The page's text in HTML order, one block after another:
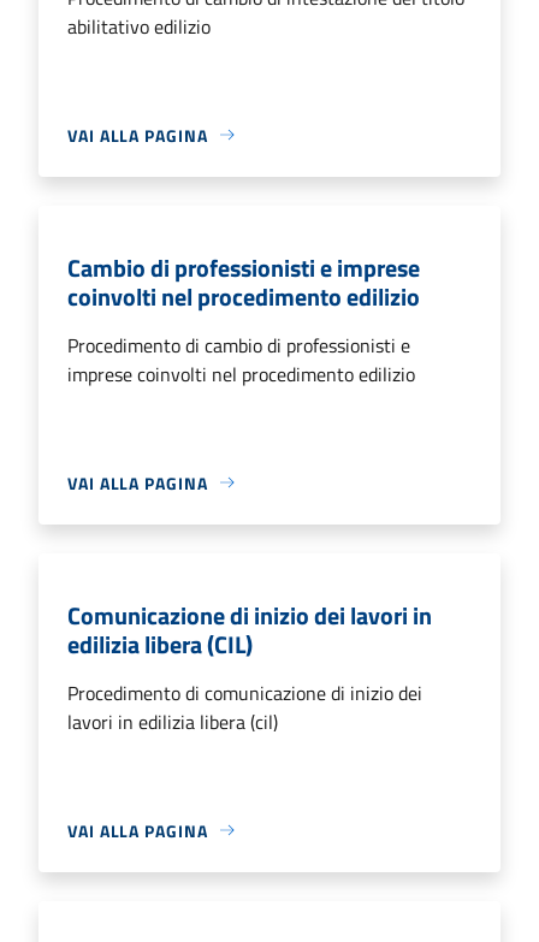
abilitativo edilizio
VAI ALLA PAGINA
Cambio di professionisti e imprese
coinvolti nel procedimento edilizio
Procedimento di cambio di professionisti e
imprese coinvolti nel procedimento edilizio
VAI ALLA PAGINA
Comunicazione di inizio dei lavori in
edilizia libera (CIL)
Procedimento di comunicazione di inizio dei
lavori in edilizia libera (cil)
VAI ALLA PAGINA